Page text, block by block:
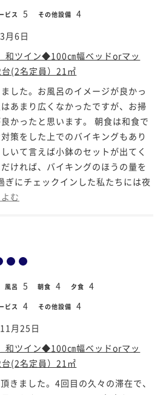
ビス 5 その他設備 4
月6日
和ツイン◆100㎝幅ベッドorマッ
台(2名定員）21㎡
した。お風呂のイメージが良かっ
あまり広くなかったですが、お掃
かったと思います。 朝食は和食で
策をした上でのバイキングもあり
いて言えば小鉢のセットが出てく
ければ、バイキングのほうの量を
ぎにチェックインした私たちには夜
む
風呂 5 朝食 4 夕食 4
ビス 4 その他設備 4
月25日
和ツイン◆100㎝幅ベッドorマッ
台(2名定員）21㎡
きました。4回目の久々の滞在で、